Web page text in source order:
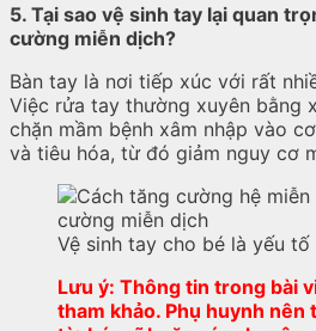
5. Tại sao vệ sinh tay lại quan
cường miễn dịch?
Bàn tay là nơi tiếp xúc với rất
Việc rửa tay thường xuyên bằng
chặn mầm bệnh xâm nhập vào
và tiêu hóa, từ đó giảm nguy cơ
Vệ sinh tay cho bé là yếu
Lưu ý: Thông tin trong bài
tham khảo. Phụ huynh nên